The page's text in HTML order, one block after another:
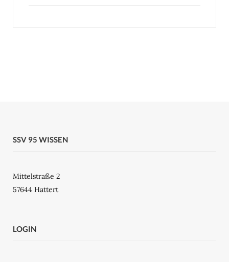
SSV 95 WISSEN
Mittelstraße 2
57644 Hattert
LOGIN